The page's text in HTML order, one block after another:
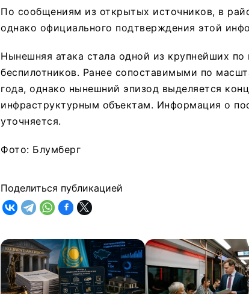
По сообщениям из открытых источников, в
однако официального подтверждения этой
Нынешняя атака стала одной из крупнейших по
беспилотников. Ранее сопоставимыми по
года, однако нынешний эпизод выделяется
инфраструктурным объектам. Информация о
уточняется.
Фото: Блумберг
Поделиться публикацией